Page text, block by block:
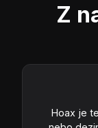
Z
Hoax je